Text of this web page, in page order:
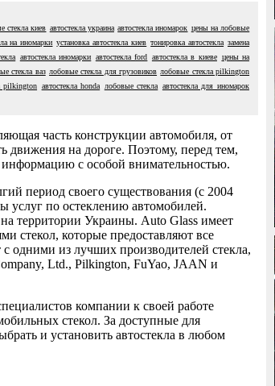
стекла киев автостекла украина автостекла иномарок цены на лобовые
на иномарки установка автостекла киев тонировка автостекла замена
автостекла иномарки автостекла ford автостекла в киеве цены на
стекла ваз лобовые стекла для грузовиков лобовые стекла pilkington
pilkington автостекла honda лобовые стекла автостекла для иномарок
часть конструкции автомобиля, от
движения на дороге. Поэтому, перед тем,
информацию с особой внимательностью.
период своего существования (с 2004
услуг по остеклению автомобилей.
территории Украины. Auto Glass имеет
стекол, которые предоставляют все
одними из лучших производителей стекла,
Ltd., Pilkington, FuYao, JAAN и
компании к своей работе
стекол. За доступные для
и установить автостекла в любом